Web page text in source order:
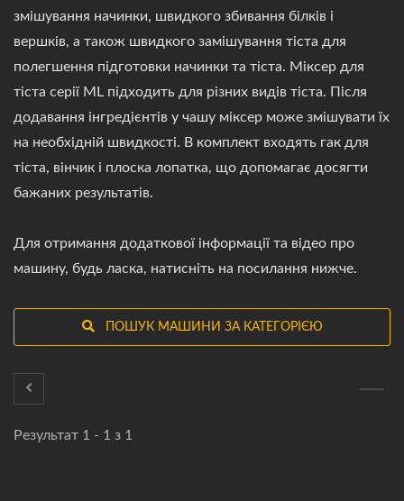
змішування начинки, швидкого збивання білків і
вершків, а також швидкого замішування тіста для
полегшення підготовки начинки та тіста. Міксер для
тіста серії ML підходить для різних видів тіста. Після
додавання інгредієнтів у чашу міксер може змішувати їх
на необхідній швидкості. В комплект входять гак для
тіста, вінчик і плоска лопатка, що допомагає досягти
бажаних результатів.
Для отримання додаткової інформації та відео про
машину, будь ласка, натисніть на посилання нижче.
ПОШУК МАШИНИ ЗА КАТЕГОРІЄЮ
Результат 1 - 1 з 1